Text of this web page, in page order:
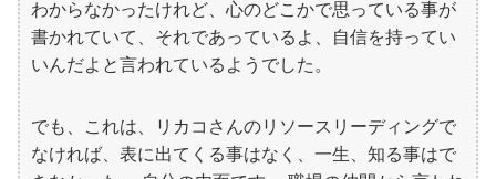
わからなかったけれど、心のどこかで思っている事が
書かれていて、それであっているよ、自信を持ってい
いんだよと言われているようでした。
でも、これは、リカコさんのリソースリーディングで
なければ、表に出てくる事はなく、一生、知る事はで